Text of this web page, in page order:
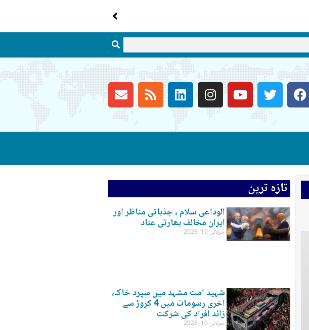
تازہ ترین
الوداعی سلام ، جذباتی مناظر اور
ایران مخالف بھارتی عناد
جولائی 10, 2026
شہید امت مشہد میں سپرد خاک،
آخری رسومات میں 4 کروڑ سے
زائد افراد کی شرکت
جولائی 10, 2026